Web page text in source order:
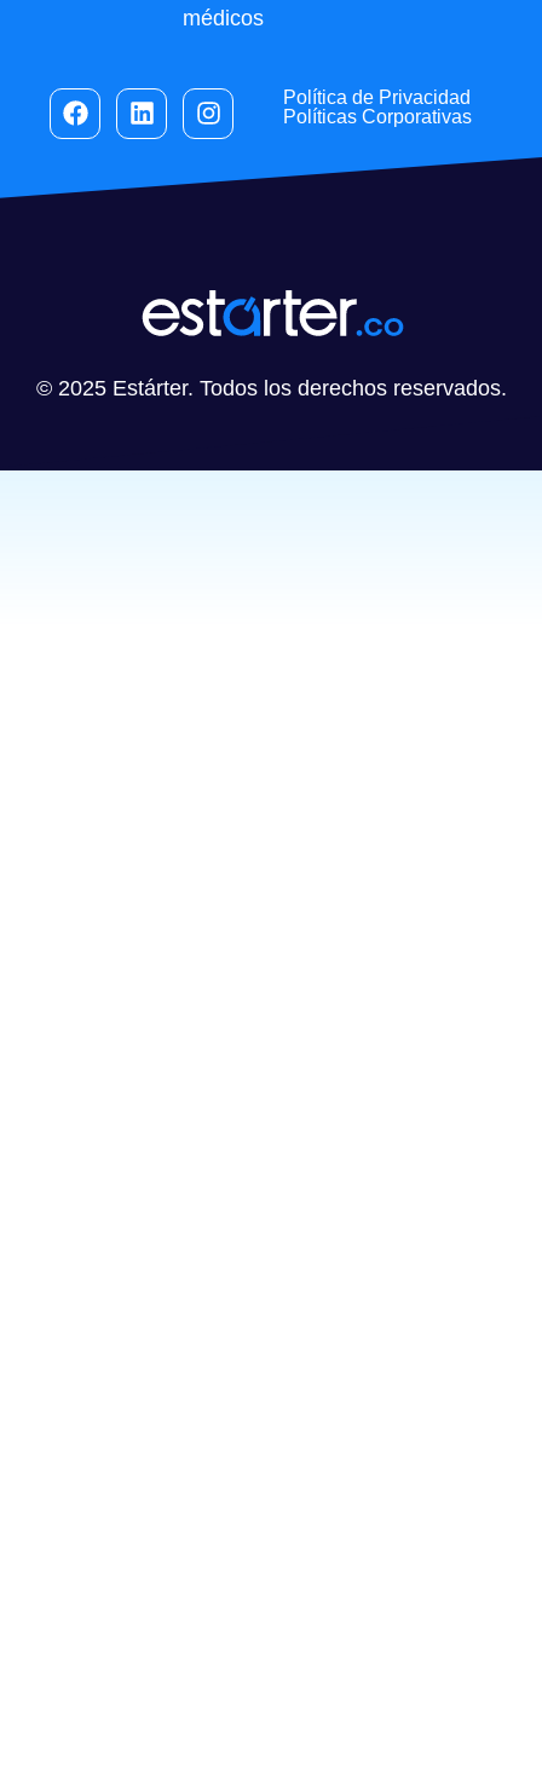
médicos
Política de Privacidad
Políticas Corporativas
© 2025 Estárter. Todos los derechos reservados.